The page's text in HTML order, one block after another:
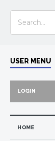
USER MENU
LOGIN
HOME